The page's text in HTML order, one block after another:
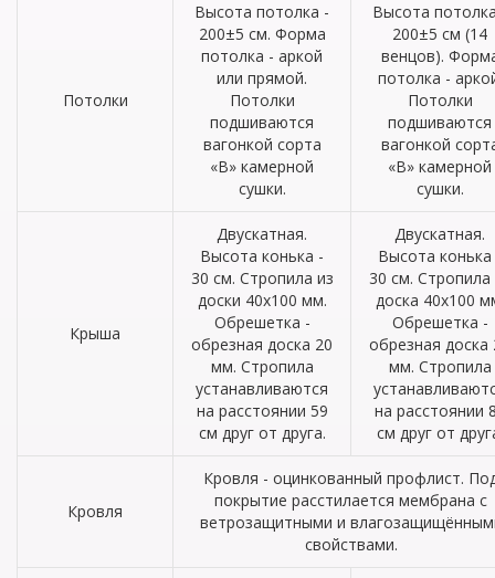
Потолки
Высота потолка -
200±5 см. Форма
потолка - аркой
или прямой.
Потолки
подшиваются
вагонкой сорта
«В» камерной
сушки.
Высота
200±5 см (14
венцов).
потолка -
Потолки
подшиваются
вагонкой
«В» камерной
сушки.
Крыша
Двускатная.
Высота конька -
30 см. Стропила из
доски 40х100 мм.
Обрешетка -
обрезная доска 20
мм. Стропила
устанавливаются
на расстоянии 59
см друг от друга.
Двускатная.
Высота
30 см. Стропила
доска 40х100
Обрешетка -
обрезная доска
мм. Стропила
на расстоянии
см друг от
Кровля
Кровля - оцинкованный профлист.
покрытие расстилается мембрана с
ветрозащитными и
свойствами.